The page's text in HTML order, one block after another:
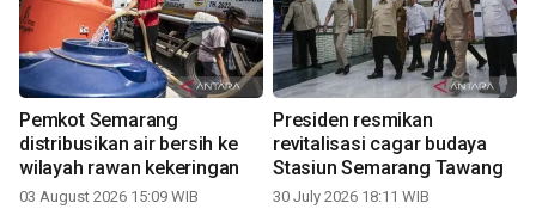
Pemkot Semarang
distribusikan air bersih ke
wilayah rawan kekeringan
03 August 2026 15:09 WIB
Presiden resmikan
revitalisasi cagar budaya
Stasiun Semarang Tawang
30 July 2026 18:11 WIB